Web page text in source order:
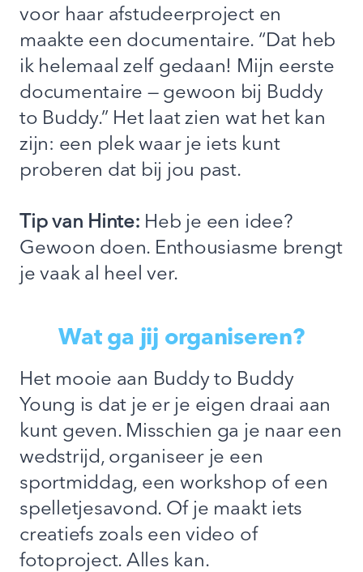
voor haar afstudeerproject en
maakte een documentaire. “Dat heb
ik helemaal zelf gedaan! Mijn eerste
documentaire — gewoon bij Buddy
to Buddy.” Het laat zien wat het kan
zijn: een plek waar je iets kunt
proberen dat bij jou past.
Tip van Hinte: Heb je een idee?
Gewoon doen. Enthousiasme brengt
je vaak al heel ver.
Wat ga jij organiseren?
Het mooie aan Buddy to Buddy
Young is dat je er je eigen draai aan
kunt geven. Misschien ga je naar een
wedstrijd, organiseer je een
sportmiddag, een workshop of een
spelletjesavond. Of je maakt iets
creatiefs zoals een video of
fotoproject. Alles kan.